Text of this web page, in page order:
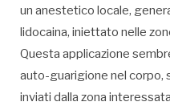
un anestetico locale,
lidocaina, iniettato nelle
Questa applicazione
auto-guarigione nel corpo,
inviati dalla zona